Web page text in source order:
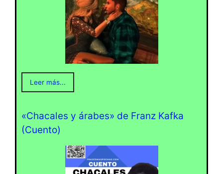
Leer más...
«Chacales y árabes» de Franz Kafka
(Cuento)